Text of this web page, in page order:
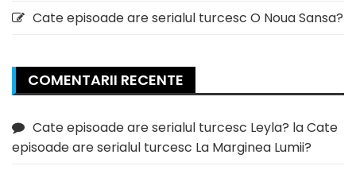
Cate episoade are serialul turcesc O Noua Sansa?
COMENTARII RECENTE
Cate episoade are serialul turcesc Leyla? laCate
episoade are serialul turcesc La Marginea Lumii?